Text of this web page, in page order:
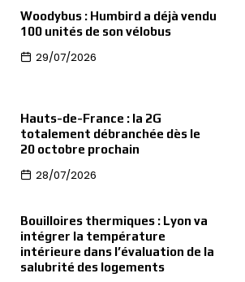
Woodybus : Humbird a déjà vendu
100 unités de son vélobus
29/07/2026
Hauts-de-France : la 2G
totalement débranchée dès le
20 octobre prochain
28/07/2026
Bouilloires thermiques : Lyon va
intégrer la température
intérieure dans l’évaluation de la
salubrité des logements